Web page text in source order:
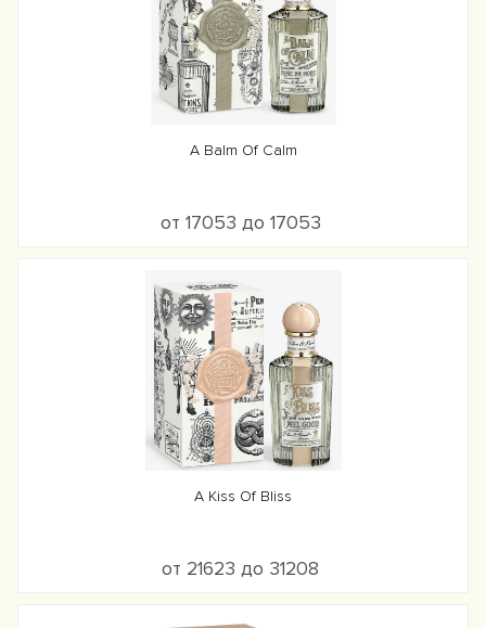
A Balm Of Calm
от 17053 до 17053
A Kiss Of Bliss
от 21623 до 31208